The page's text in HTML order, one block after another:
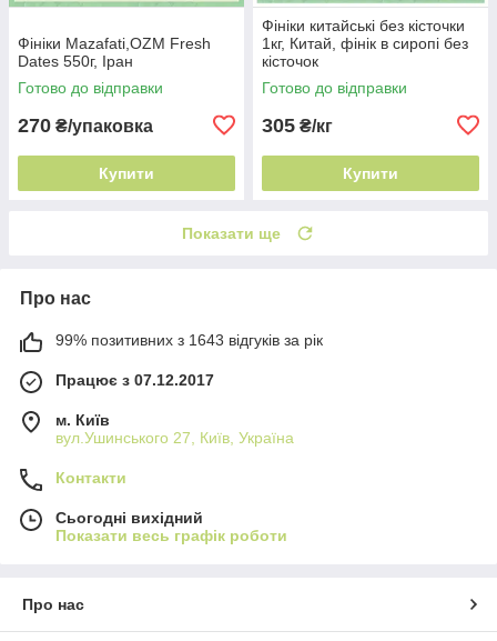
Фініки Mazafati,OZM Fresh
Dates 550г, Іран
Готово до відправки
270 ₴/упаковка
Купити
Фініки китайські без кісточки
1кг, Китай, фінік в сиропі без
кісточок
Готово до відправки
305 ₴/кг
Купити
Показати ще
Про нас
99% позитивних з 1643 відгуків за рік
Працює з 07.12.2017
м. Київ
вул.Ушинського 27, Київ, Україна
Контакти
Сьогодні вихідний
Показати весь графік роботи
Про нас